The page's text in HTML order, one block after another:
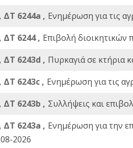
ΔΤ 6244a , Ενημέρωση για τις
ΔΤ 6244 , Επιβολή διοικητικών
ΔΤ 6243d , Πυρκαγιά σε κτήρια
ΔΤ 6243c , Ενημέρωση για τις
ΔΤ 6243b , Συλλήψεις και
ΔΤ 6243a , Ενημέρωση για την
2026